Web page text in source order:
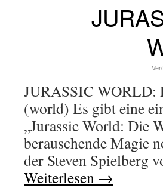
JURASSIC WORLD:
(world) Es gibt eine
„Jurassic World: Die
berauschende Magie
der Steven Spielberg
Weiterlesen →